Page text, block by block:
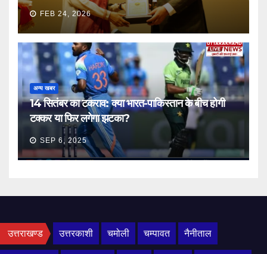
FEB 24, 2026
अन्य खबर
14 सितंबर का टकराव: क्या भारत-पाकिस्तान के बीच होगी
टक्कर या फिर लगेगा झटका?
SEP 6, 2025
उत्तराखण्ड उत्तरकाशी चमोली चम्पावत नैनीताल